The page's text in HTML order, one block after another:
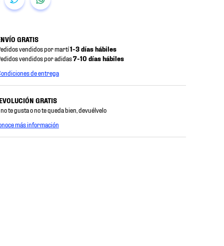
GRATIS
vendidos por martí1-3 días hábiles
vendidos por adidas7-10 días hábiles
de entrega
GRATIS
te gusta o no te queda bien, devuélvelo
más información